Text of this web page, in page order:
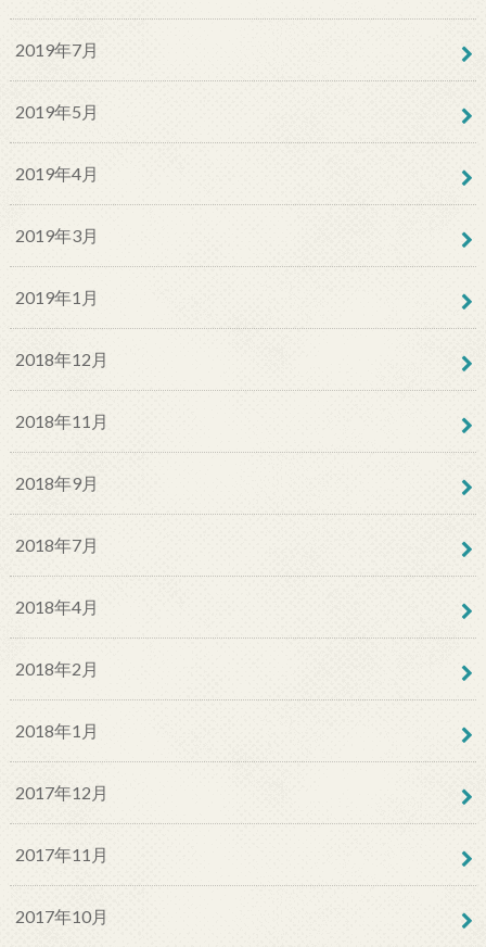
2019年7月
2019年5月
2019年4月
2019年3月
2019年1月
2018年12月
2018年11月
2018年9月
2018年7月
2018年4月
2018年2月
2018年1月
2017年12月
2017年11月
2017年10月